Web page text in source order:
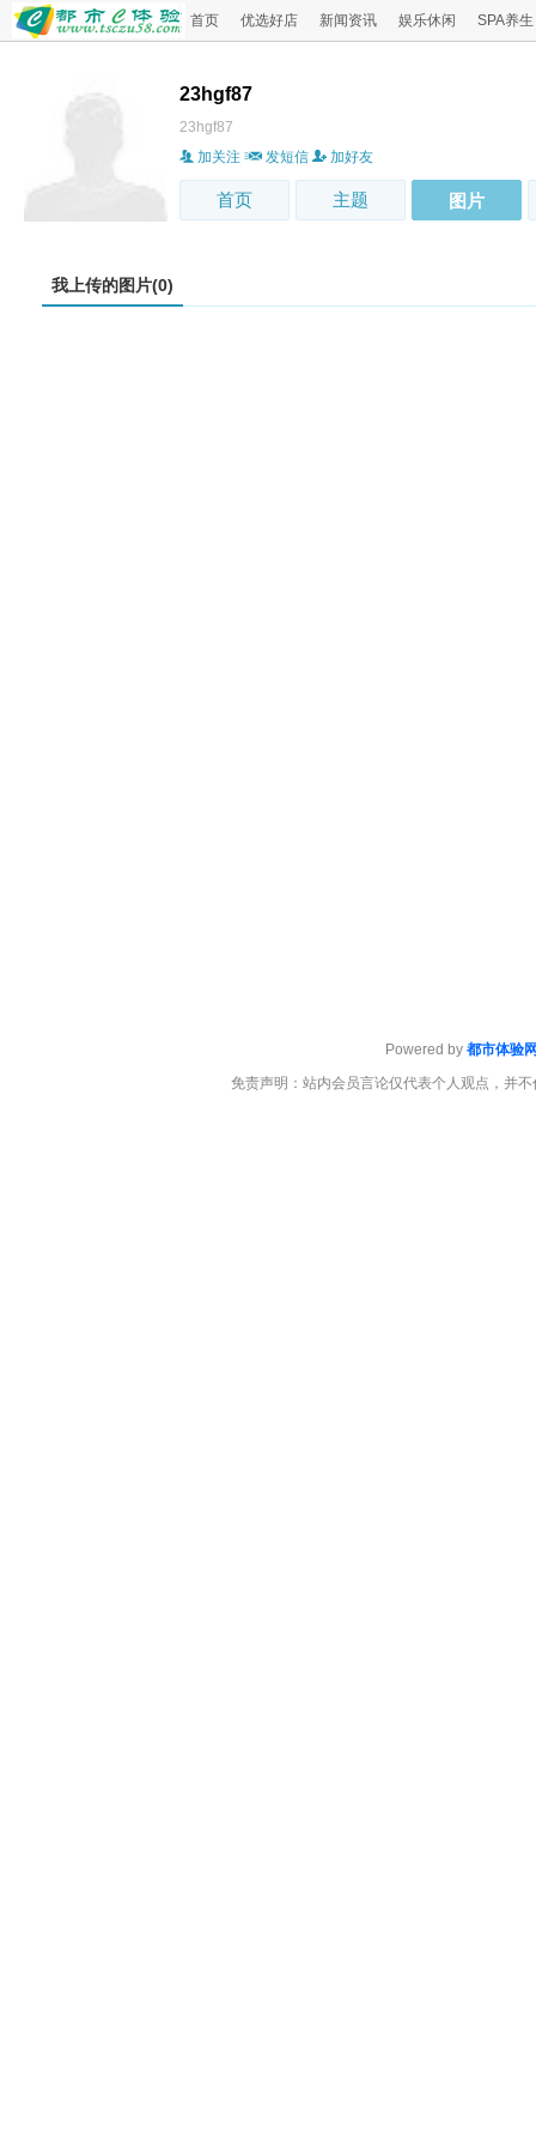
首页 优选好店 新闻资讯 娱乐休闲 SPA养生
23hgf87
23hgf87
加关注
发短信 加好友
首页 主题 图片
我上传的图片(0)
Powered by 都市体验
免责声明：站内会员言论仅代表个人观点，并